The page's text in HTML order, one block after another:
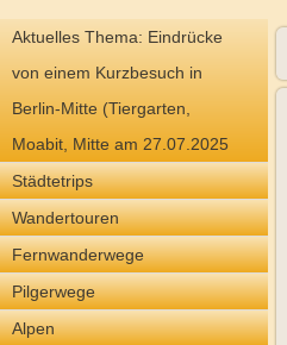
Aktuelles Thema: Eindrücke
von einem Kurzbesuch in
Berlin-Mitte (Tiergarten,
Moabit, Mitte am 27.07.2025
Städtetrips
Wandertouren
Fernwanderwege
Pilgerwege
Alpen